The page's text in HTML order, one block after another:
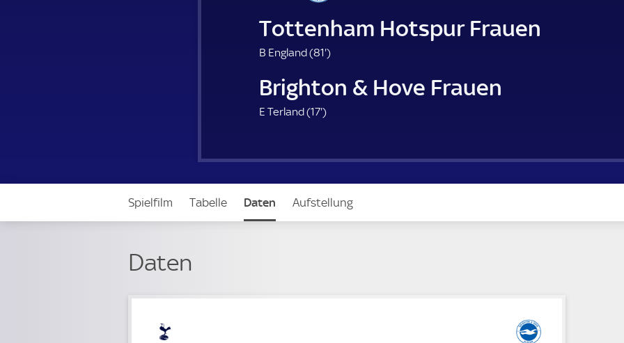
Tottenham Hotspur Frauen
B England (81'8
.
m
i
t
)
Brighton & Hove Frauen
E Terland (17'1
m
n
u
)
Spielfilm Tabelle Daten Aufstellung
Daten
Verteidigung